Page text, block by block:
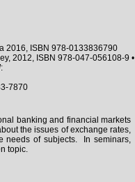
2016, ISBN 978-0133836790
2012, ISBN 978-047-056108-9 •
7870
banking and financial markets
the issues of exchange rates,
needs of subjects. In seminars,
topic.